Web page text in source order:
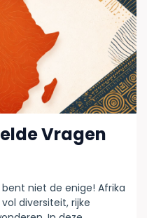
Vragen
niet de enige! Afrika
diversiteit, rijke